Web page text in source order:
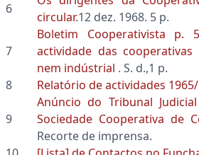
6
circular.12 dez. 1968. 5 p.
7
Boletim Cooperativista p.
actividade das
nem indústrial . S. d.,1 p.
8
Relatório de actividades
9
Anúncio do Tribunal
Sociedade Cooperativa de
Recorte de imprensa.